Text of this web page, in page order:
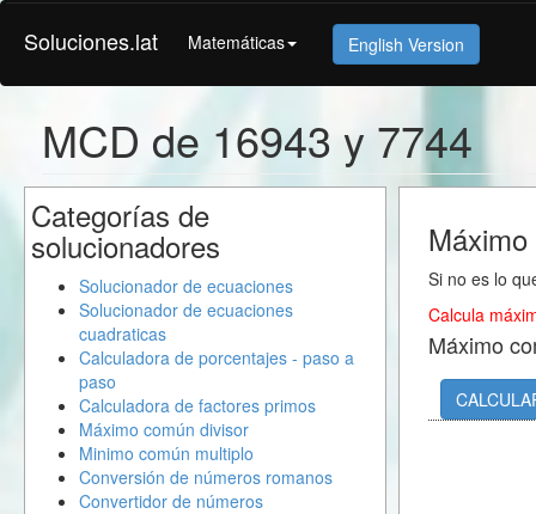
Soluciones.lat Matemáticas English Version
MCD de 16943 y 7744
Si no es lo
Calcula
Máximo
Categorías de
solucionadores
Solucionador de ecuaciones
Solucionador de ecuaciones
cuadraticas
Calculadora de porcentajes - paso a
paso
Calculadora de factores primos
Máximo común divisor
Minimo común multiplo
Conversión de números romanos
Convertidor de números